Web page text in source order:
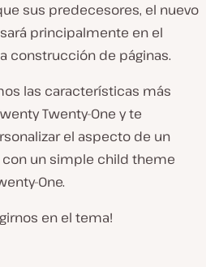
sus predecesores, el nuevo
principalmente en el
construcción de páginas.
las características más
Twenty-One y te
el aspecto de un
un simple child theme
One.
en el tema!